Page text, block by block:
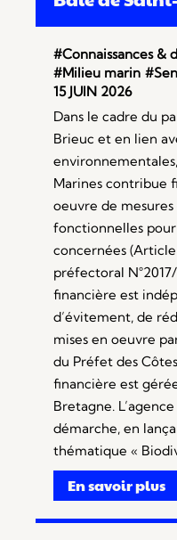
#Connaissances &
#Milieu marin
15 JUIN 2026
Dans le cadre du
Brieuc et en lien
Marines contribue
oeuvre de
fonctionnelles
concernées
préfectoral
financière est
d’évitement, de
mises en oeuvre
du Préfet des
financière est
Bretagne.
démarche, en
thématique «
En savoir plus